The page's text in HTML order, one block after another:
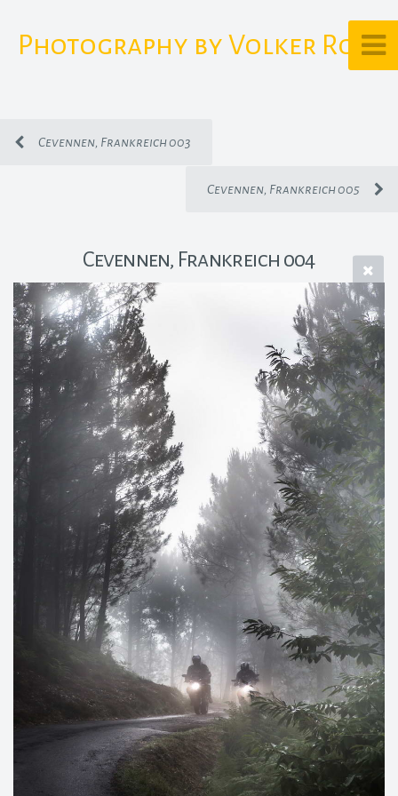
Photography by Volker Rost
Cevennen, Frankreich 003
Cevennen, Frankreich 005
Cevennen, Frankreich 004